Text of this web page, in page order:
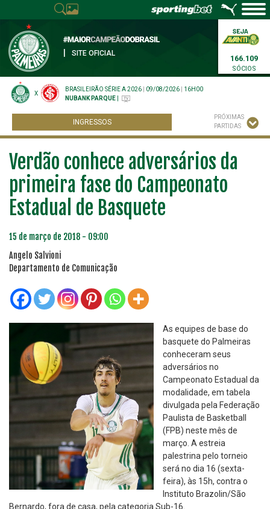
SITE OFICIAL
166.109
SÓCIOS
X
BRASILEIRÃO SÉRIE A 2026 09/08/2026
16H00
NUBANK PARQUE
INGRESSOS
PRÓXIMAS
PARTIDAS
Verdão conhece adversários da
primeira fase do Campeonato
Estadual de Basquete
15 de março de 2018 - 09:00
Angelo Salvioni
Departamento de Comunicação
As equipes de base do
basquete do Palmeiras
conheceram seus
adversários no
Campeonato Estadual da
modalidade, em tabela
divulgada pela Federação
Paulista de Basketball
(FPB) neste mês de
março. A estreia
palestrina pelo torneio
será no dia 16 (sexta-
feira), às 15h, contra o
Instituto Brazolin/São
Bernardo, fora de casa, pela categoria Sub-16.